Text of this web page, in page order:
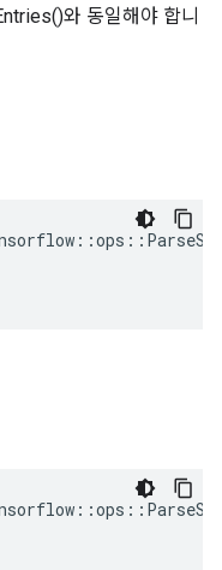
와 동일해야 합니
::ops ::
::ops ::